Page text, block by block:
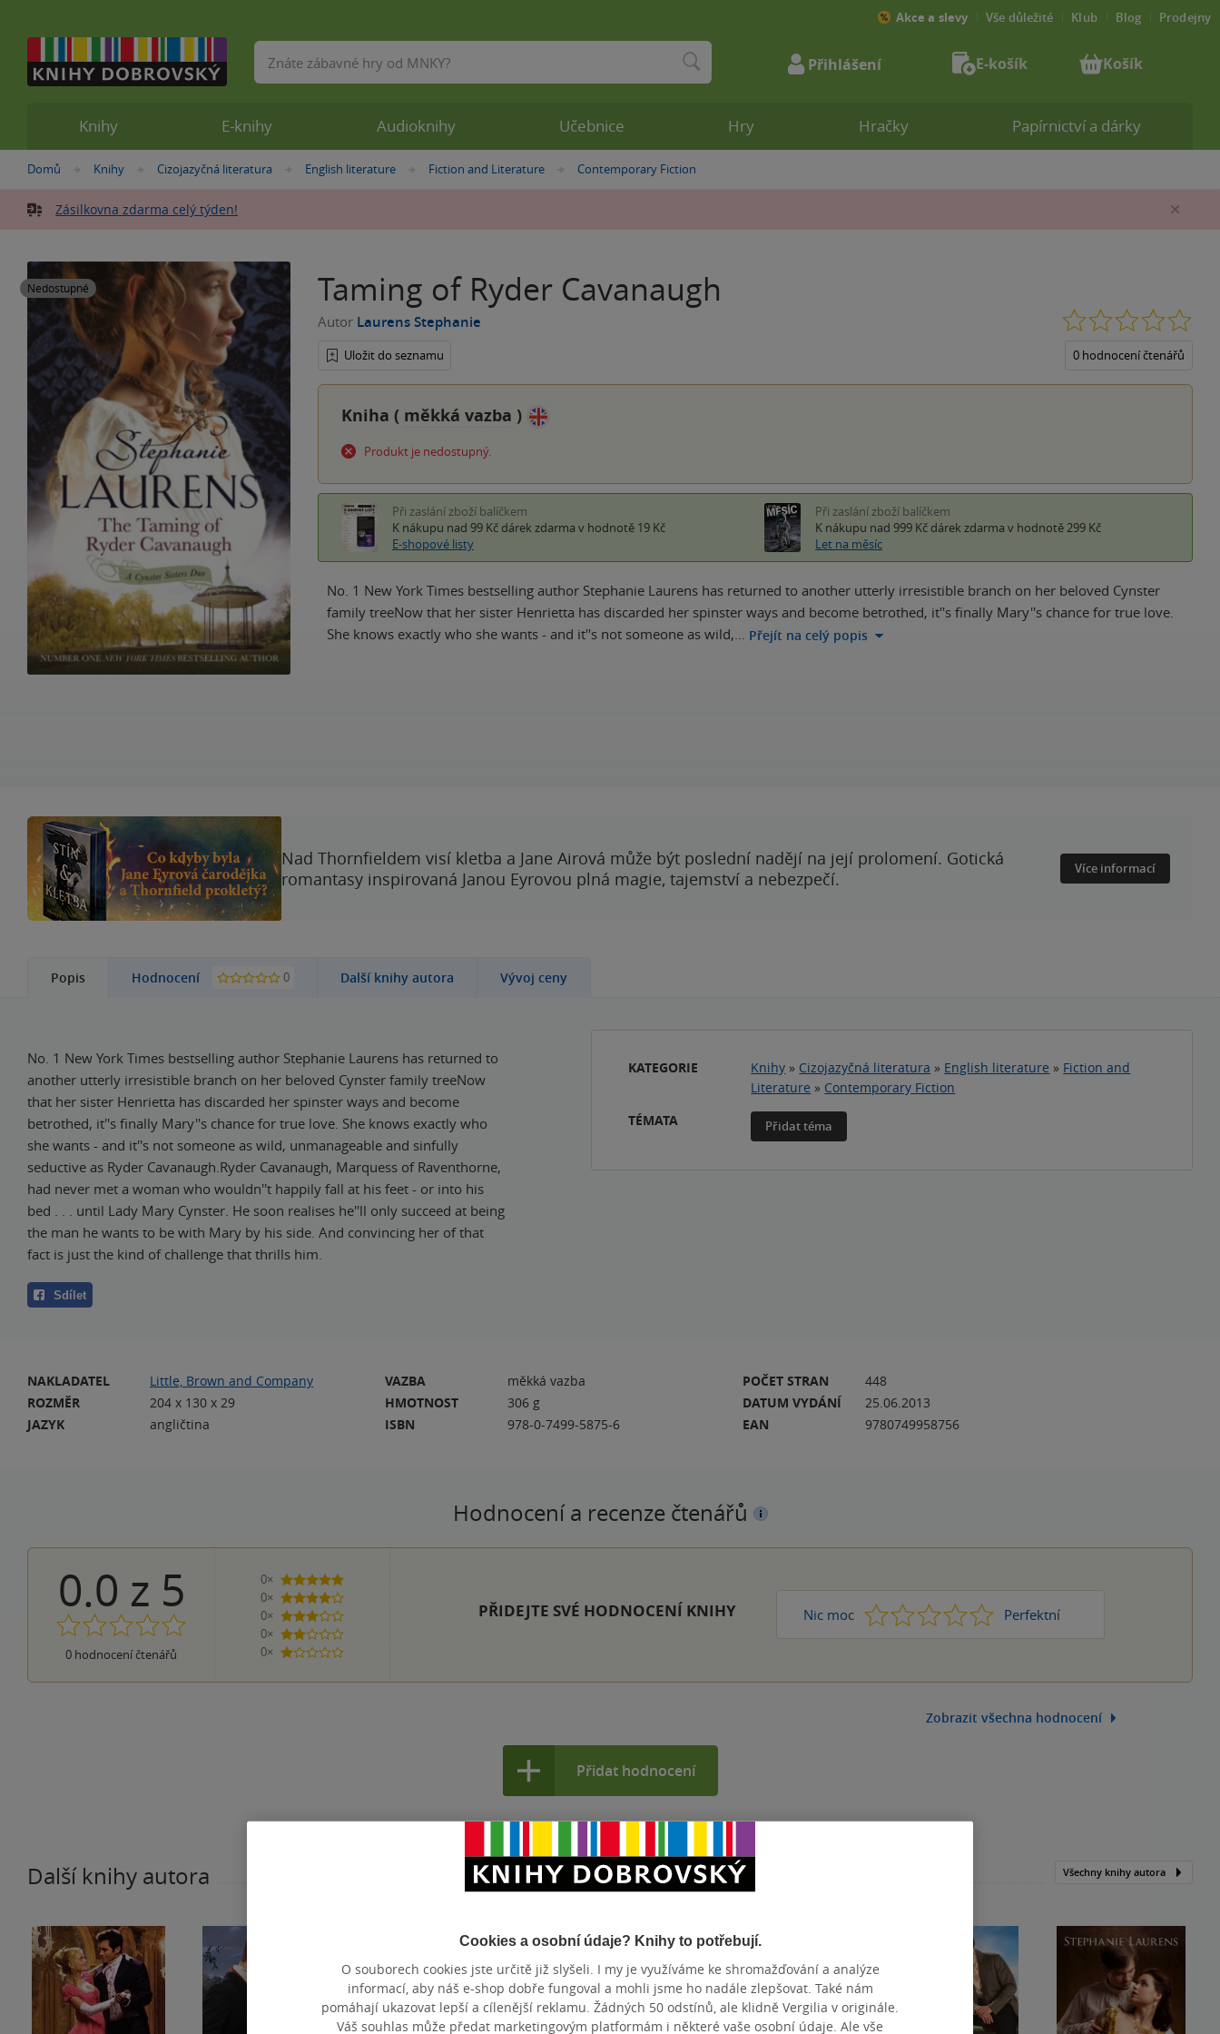
Nacházíte
zde:
Domů »
Knihy »
Cizojazyčná literatura »
English literature »Fiction and Literature »
Contemporary Fiction
Zásilkovna zdarma celý týden!
Nedostupné Taming of Ryder Cavanaugh
Autor Laurens Stephanie
Uložit do seznamu 0 hodnocení čtenářů
Kniha ( měkká vazba )
Produkt je nedostupný.
Při zaslání zboží balíčkem
K nákupu nad 99 Kč dárek zdarma v hodnotě 19 Kč
E-shopové listy
Při zaslání zboží balíčkem
K nákupu nad 999 Kč dárek zdarma v hodnotě 299 Kč
Let na měsíc
No. 1 New York Times bestselling author Stephanie Laurens has returned to another utterly irresistible branch on her beloved Cynster
family treeNow that her sister Henrietta has discarded her spinster ways and become betrothed, it''s finally Mary''s chance for true love.
She knows exactly who she wants - and it''s not someone as wild,… Přejít na celý popis
Nad Thornfieldem visí kletba a Jane Airová může být poslední nadějí na její prolomení. Gotická
romantasy inspirovaná Janou Eyrovou plná magie, tajemství a nebezpečí.
Více informací
Popis Hodnocení 0 Další knihy autora Vývoj ceny
No. 1 New York Times bestselling author Stephanie Laurens has returned to
another utterly irresistible branch on her beloved Cynster family treeNow
that her sister Henrietta has discarded her spinster ways and become
betrothed, it''s finally Mary''s chance for true love. She knows exactly who
she wants - and it''s not someone as wild, unmanageable and sinfully
seductive as Ryder Cavanaugh.Ryder Cavanaugh, Marquess of Raventhorne,
had never met a woman who wouldn''t happily fall at his feet - or into his
bed . . . until Lady Mary Cynster. He soon realises he''ll only succeed at being
the man he wants to be with Mary by his side. And convincing her of that
fact is just the kind of challenge that thrills him.
Sdílet
KATEGORIE Knihy » Cizojazyčná literatura » English literature » Fiction and
Literature » Contemporary Fiction
TÉMATA
Přidat téma
NAKLADATEL
Little, Brown and Company
ROZMĚR
204 x 130 x 29
JAZYK
angličtina
VAZBA
měkká vazba
HMOTNOST
306 g
ISBN
978-0-7499-5875-6
POČET STRAN
448
DATUM VYDÁNÍ
25.06.2013
EAN
9780749958756
Hodnocení a recenze čtenářů
0.0 z 5
0 hodnocení čtenářů
0×
5 hvězdiček
0×
4 hvězdičky
0×
3 hvězdičky
0×
2 hvězdičky
0×
1 hvezdička
PŘIDEJTE SVÉ HODNOCENÍ KNIHY Nic moc 1 2 3 4 Perfektní
5
Zobrazit všechna hodnocení
Přidat hodnocení
Další knihy autora Všechny knihy autora
Knihy E-knihy Audioknihy Učebnice Hry Hračky Papírnictví a dárky
Akce a slevy Vše důležité Klub Blog Prodejny
Vyhledávání Přihlášení E-košík Košík
Cookies a osobní údaje? Knihy to potřebují.
O souborech cookies jste určitě již slyšeli. I my je využíváme ke shromažďování a analýze
informací, aby náš e-shop dobře fungoval a mohli jsme ho nadále zlepšovat. Také nám
pomáhají ukazovat lepší a cílenější reklamu. Žádných 50 odstínů, ale klidně Vergilia v originále.
Váš souhlas může předat marketingovým platformám i některé vaše osobní údaje. Ale vše